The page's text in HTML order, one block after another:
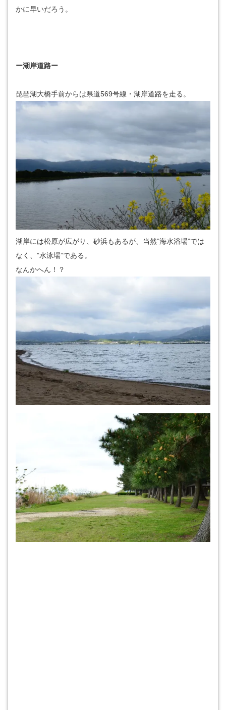
かに早いだろう。
ー湖岸道路ー
琵琶湖大橋手前からは県道569号線・湖岸道路を走る。
湖岸には松原が広がり、砂浜もあるが、当然”海水浴場”では
なく、”水泳場”である。
なんかへん！？